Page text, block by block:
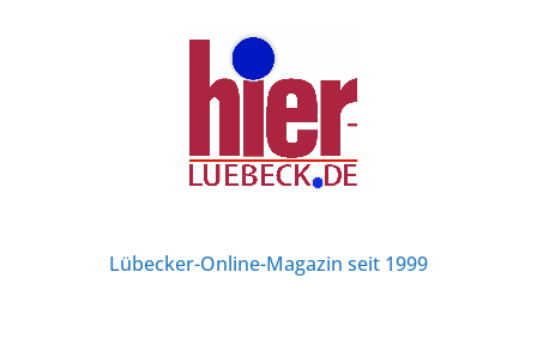
Lübecker-Online-Magazin seit 1999